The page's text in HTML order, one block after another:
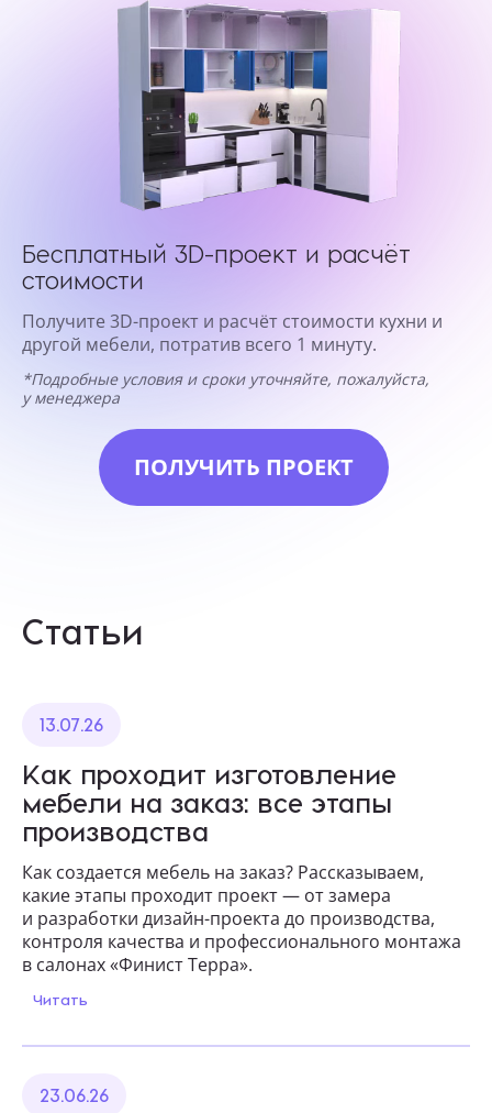
Бесплатный 3D-проект и расчёт
стоимости
Получите 3D-проект и расчёт стоимости кухни и
другой мебели, потратив всего 1 минуту.
*Подробные условия и сроки уточняйте, пожалуйста,
у менеджера
ПОЛУЧИТЬ ПРОЕКТ
Статьи
13.07.26
Как проходит изготовление
мебели на заказ: все этапы
производства
Как создается мебель на заказ? Рассказываем,
какие этапы проходит проект — от замера
и разработки дизайн-проекта до производства,
контроля качества и профессионального монтажа
в салонах «Финист Терра».
Читать
23.06.26